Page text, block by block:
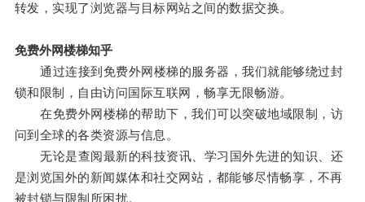
转发，实现了浏览器与目标网站之间的数据交换。
免费外网楼梯知乎
通过连接到免费外网楼梯的服务器，我们就能够绕过封
锁和限制，自由访问国际互联网，畅享无限畅游。
在免费外网楼梯的帮助下，我们可以突破地域限制，访
问到全球的各类资源与信息。
无论是查阅最新的科技资讯、学习国外先进的知识、还
是浏览国外的新闻媒体和社交网站，都能够尽情畅享，不再
被封锁与限制所困扰。